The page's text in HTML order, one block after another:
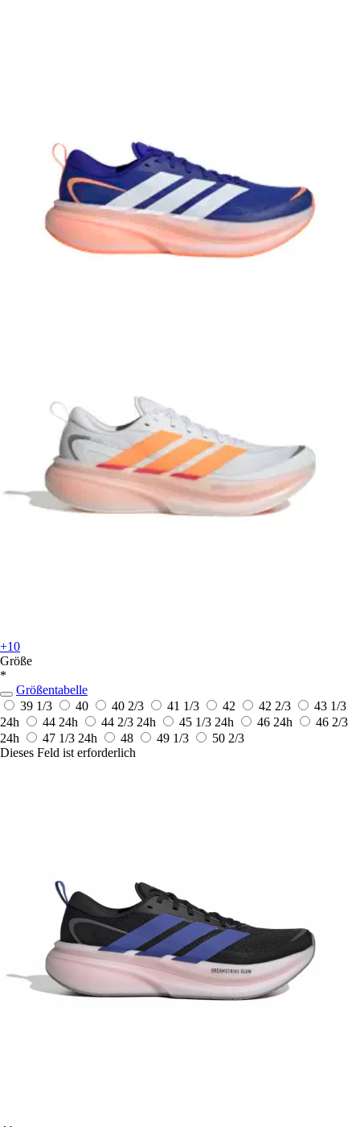
+10
Größe
*
Größentabelle
39 1/3
40 40 2/3 41 1/3 42 42 2/3
43 1/3
24h
44 24h 44 2/3 24h 45 1/3 24h 46 24h
46 2/3
24h
47 1/3 24h 48 49 1/3
50 2/3
Dieses Feld ist erforderlich